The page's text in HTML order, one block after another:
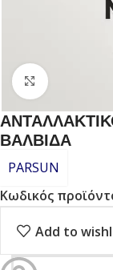
Click to
ΒΑΛΒΙΔΑ
PARSUN
Κωδικός
Add to